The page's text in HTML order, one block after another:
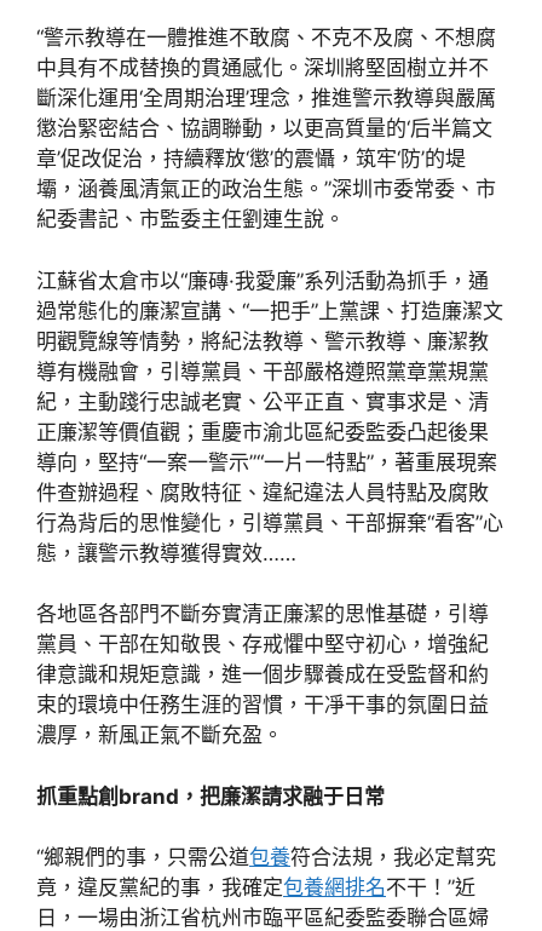
“警示教導在一體推進不敢腐、不克不及腐、不想腐
中具有不成替換的貫通感化。深圳將堅固樹立并不
斷深化運用‘全周期治理’理念，推進警示教導與嚴厲
懲治緊密結合、協調聯動，以更高質量的‘后半篇文
章’促改促治，持續釋放‘懲’的震懾，筑牢‘防’的堤
壩，涵養風清氣正的政治生態。”深圳市委常委、市
紀委書記、市監委主任劉連生說。
江蘇省太倉市以“廉磚·我愛廉”系列活動為抓手，通
過常態化的廉潔宣講、“一把手”上黨課、打造廉潔文
明觀覽線等情勢，將紀法教導、警示教導、廉潔教
導有機融會，引導黨員、干部嚴格遵照黨章黨規黨
紀，主動踐行忠誠老實、公平正直、實事求是、清
正廉潔等價值觀；重慶市渝北區紀委監委凸起後果
導向，堅持“一案一警示”“一片一特點”，著重展現案
件查辦過程、腐敗特征、違紀違法人員特點及腐敗
行為背后的思惟變化，引導黨員、干部摒棄“看客”心
態，讓警示教導獲得實效……
各地區各部門不斷夯實清正廉潔的思惟基礎，引導
黨員、干部在知敬畏、存戒懼中堅守初心，增強紀
律意識和規矩意識，進一個步驟養成在受監督和約
束的環境中任務生涯的習慣，干凈干事的氛圍日益
濃厚，新風正氣不斷充盈。
抓重點創brand，把廉潔請求融于日常
“鄉親們的事，只需公道包養符合法規，我必定幫究
竟，違反黨紀的事，我確定包養網排名不干！”近
日，一場由浙江省杭州市臨平區紀委監委聯合區婦